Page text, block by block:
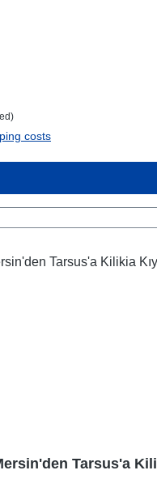
costs
Tarsus'a